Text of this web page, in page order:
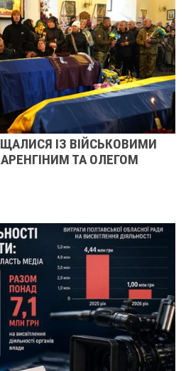
ІЗ ВІЙСЬКОВИМИ
ТА ОЛЕГОМ